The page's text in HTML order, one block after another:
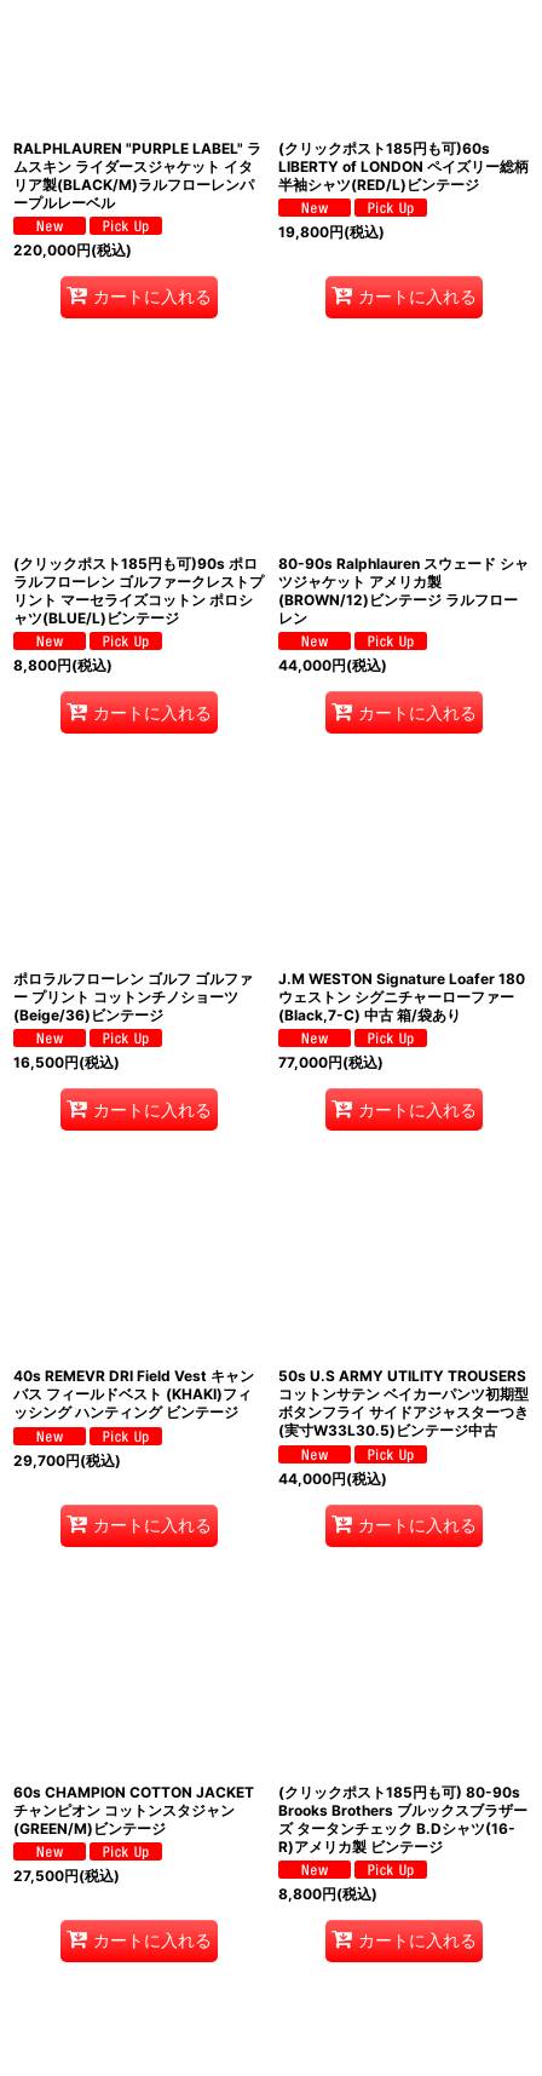
RALPHLAUREN "PURPLE LABEL" ラ
ムスキン ライダースジャケット イタ
リア製(BLACK/M)ラルフローレンパ
ープルレーベル
220,000円(税込)
カートに入れる
(クリックポスト185円も可)60s
LIBERTY of LONDON ペイズリー総柄
半袖シャツ(RED/L)ビンテージ
19,800円(税込)
カートに入れる
(クリックポスト185円も可)90s ポロ
ラルフローレン ゴルファークレストプ
リント マーセライズコットン ポロシ
ャツ(BLUE/L)ビンテージ
8,800円(税込)
カートに入れる
80-90s Ralphlauren スウェード シャ
ツジャケット アメリカ製
(BROWN/12)ビンテージ ラルフロー
レン
44,000円(税込)
カートに入れる
ポロラルフローレン ゴルフ ゴルファ
ー プリント コットンチノショーツ
(Beige/36)ビンテージ
16,500円(税込)
カートに入れる
J.M WESTON Signature Loafer 180
ウェストン シグニチャーローファー
(Black,7-C) 中古 箱/袋あり
77,000円(税込)
カートに入れる
40s REMEVR DRI Field Vest キャン
バス フィールドベスト (KHAKI)フィ
ッシング ハンティング ビンテージ
29,700円(税込)
カートに入れる
50s U.S ARMY UTILITY TROUSERS
コットンサテン ベイカーパンツ初期型
ボタンフライ サイドアジャスターつき
(実寸W33L30.5)ビンテージ中古
44,000円(税込)
カートに入れる
60s CHAMPION COTTON JACKET
チャンピオン コットンスタジャン
(GREEN/M)ビンテージ
27,500円(税込)
カートに入れる
(クリックポスト185円も可) 80-90s
Brooks Brothers ブルックスブラザー
ズ タータンチェック B.Dシャツ(16-
R)アメリカ製 ビンテージ
8,800円(税込)
カートに入れる